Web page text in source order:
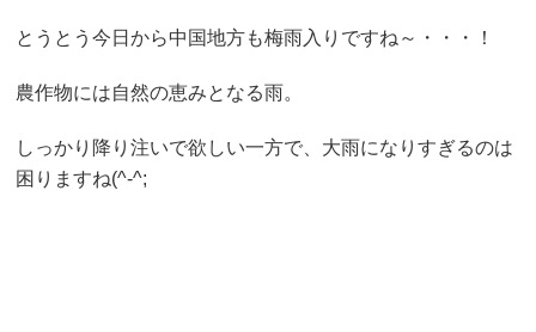
とうとう今日から中国地方も梅雨入りですね～・・・！
農作物には自然の恵みとなる雨。
しっかり降り注いで欲しい一方で、大雨になりすぎるのは
困りますね(^-^;